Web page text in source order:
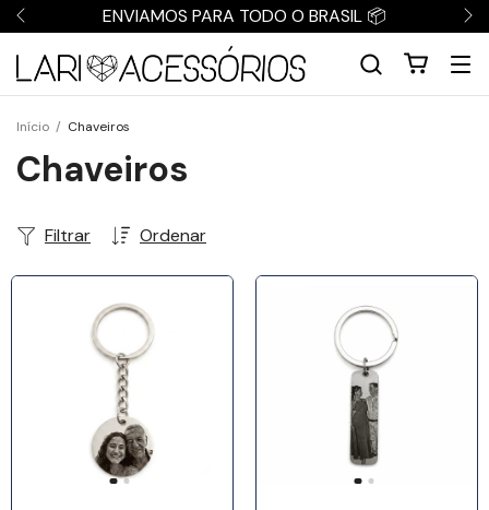
ENVIAMOS PARA TODO O BRASIL 📦
Início / Chaveiros
Chaveiros
Ordenar
Filtrar